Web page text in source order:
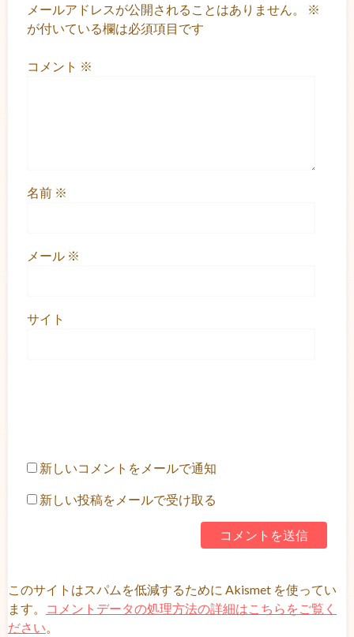
メールアドレスが公開されることはありません。
※
が付いている欄は必須項目です
コメント ※
名前 ※
メール ※
サイト
新しいコメントをメールで通知
新しい投稿をメールで受け取る
このサイトはスパムを低減するために Akismet を使ってい
ます。
コメントデータの処理方法の詳細はこちらをご覧く
ださい